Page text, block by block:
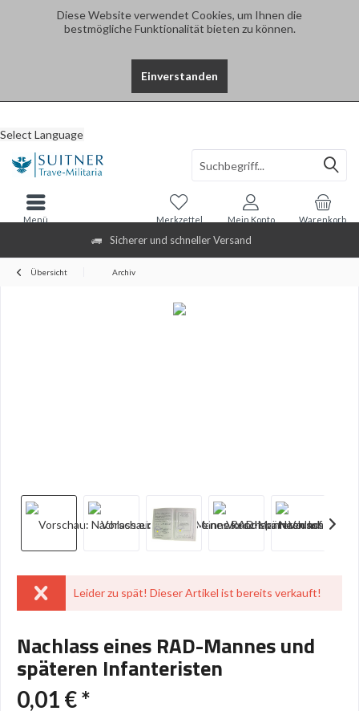
Diese Website verwendet Cookies, um Ihnen die
bestmögliche Funktionalität bieten zu können.
Einverstanden
Sicherer und schneller Versand
Select Language
Warenkorb
Merkzettel Mein Konto
Menü
Übersicht Archiv
Leider zu spät! Dieser Artikel ist bereits verkauft!
Nachlass eines RAD-Mannes und
späteren Infanteristen
0,01 € *